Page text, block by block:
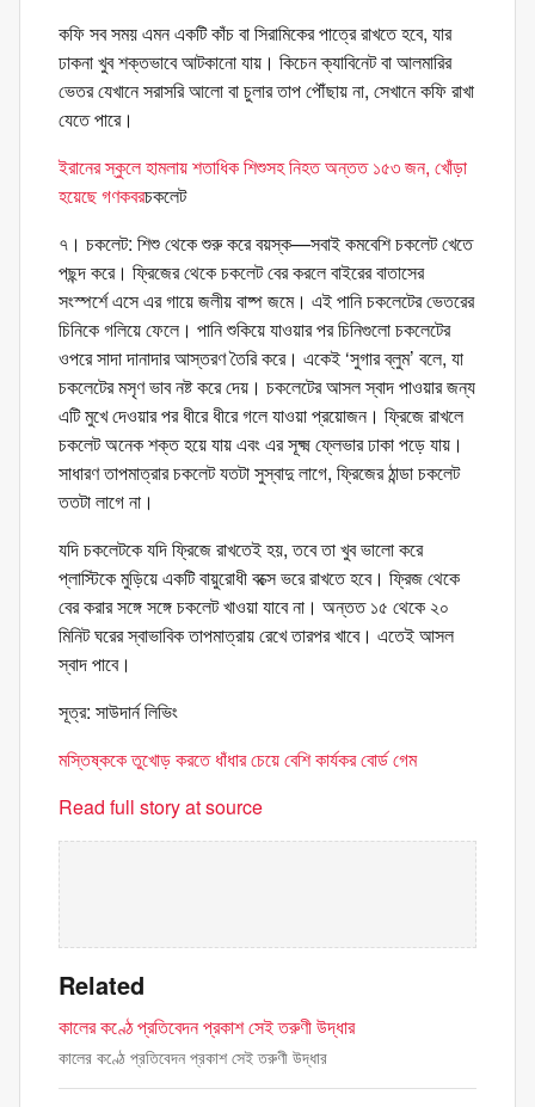
কফি সব সময় এমন একটি কাঁচ বা সিরামিকের পাত্রে রাখতে হবে, যার
ঢাকনা খুব শক্তভাবে আটকানো যায়। কিচেন ক্যাবিনেট বা আলমারির
ভেতর যেখানে সরাসরি আলো বা চুলার তাপ পৌঁছায় না, সেখানে কফি রাখা
যেতে পারে।
ইরানের স্কুলে হামলায় শতাধিক শিশুসহ নিহত অন্তত ১৫৩ জন, খোঁড়া
হয়েছে গণকবরচকলেট
৭। চকলেট: শিশু থেকে শুরু করে বয়স্ক—সবাই কমবেশি চকলেট খেতে
পছন্দ করে। ফ্রিজের থেকে চকলেট বের করলে বাইরের বাতাসের
সংস্পর্শে এসে এর গায়ে জলীয় বাষ্প জমে। এই পানি চকলেটের ভেতরের
চিনিকে গলিয়ে ফেলে। পানি শুকিয়ে যাওয়ার পর চিনিগুলো চকলেটের
ওপরে সাদা দানাদার আস্তরণ তৈরি করে। একেই ‘সুগার ব্লুম’ বলে, যা
চকলেটের মসৃণ ভাব নষ্ট করে দেয়। চকলেটের আসল স্বাদ পাওয়ার জন্য
এটি মুখে দেওয়ার পর ধীরে ধীরে গলে যাওয়া প্রয়োজন। ফ্রিজে রাখলে
চকলেট অনেক শক্ত হয়ে যায় এবং এর সূক্ষ্ম ফ্লেভার ঢাকা পড়ে যায়।
সাধারণ তাপমাত্রার চকলেট যতটা সুস্বাদু লাগে, ফ্রিজের ঠান্ডা চকলেট
ততটা লাগে না।
যদি চকলেটকে যদি ফ্রিজে রাখতেই হয়, তবে তা খুব ভালো করে
প্লাস্টিকে মুড়িয়ে একটি বায়ুরোধী বক্সে ভরে রাখতে হবে। ফ্রিজ থেকে
বের করার সঙ্গে সঙ্গে চকলেট খাওয়া যাবে না। অন্তত ১৫ থেকে ২০
মিনিট ঘরের স্বাভাবিক তাপমাত্রায় রেখে তারপর খাবে। এতেই আসল
স্বাদ পাবে।
সূত্র: সাউদার্ন লিভিং
মস্তিষ্ককে তুখোড় করতে ধাঁধার চেয়ে বেশি কার্যকর বোর্ড গেম
Read full story at source
Related
কালের কণ্ঠে প্রতিবেদন প্রকাশ সেই তরুণী উদ্ধার
কালের কণ্ঠে প্রতিবেদন প্রকাশ সেই তরুণী উদ্ধার